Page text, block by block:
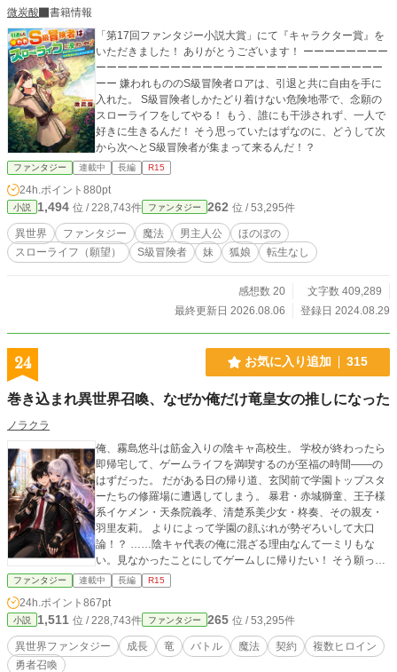
微炭酸
書籍情報
「第17回ファンタジー小説大賞」にて『キャラクター賞』を
いただきました！ ありがとうございます！ ーーーーーーーー
ーーーーーーーーーーーーーーーーーーーーーーーーーーー
ーー 嫌われもののS級冒険者ロアは、引退と共に自由を手に
入れた。 S級冒険者しかたどり着けない危険地帯で、念願の
スローライフをしてやる！ もう、誰にも干渉されず、一人で
好きに生きるんだ！ そう思っていたはずなのに、どうして次
から次へとS級冒険者が集まって来るんだ！？
ファンタジー 連載中 長編 R15
24h.ポイント 880pt
小説 1,494 位 / 228,743件 ファンタジー 262 位 / 53,295件
異世界 ファンタジー 魔法 男主人公
ほのぼの
スローライフ（願望）
S級冒険者 妹 狐娘 転生なし
感想数 20
文字数 409,289
最終更新日 2026.08.06
登録日 2024.08.29
24 お気に入り追加 315
巻き込まれ異世界召喚、なぜか俺だけ竜皇女の推しになった
ノラクラ
俺、霧島悠斗は筋金入りの陰キャ高校生。 学校が終わったら
即帰宅して、ゲームライフを満喫するのが至福の時間――の
はずだった。 だがある日の帰り道、玄関前で学園トップスタ
ーたちの修羅場に遭遇してしまう。 暴君・赤城獅童、王子様
系イケメン・天条院義孝、清楚系美少女・柊奏、その親友・
羽里友莉。 よりによって学園の顔ぶれが勢ぞろいして大口
論！？ ……陰キャ代表の俺に混ざる理由なんて一ミリもな
い。見なかったことにしてゲームしに帰りたい！ そう願った
矢先――空気が変わり、街に巨大な魔法陣が出現。 赤城たち
は光に呑まれ、異世界へと召喚されてしまった。 「お～、異
世界召喚ね。ラノベあるあるだな」 そう、他人事のように見
送った俺だったが……。 直後、俺の足元にも魔法陣が浮かび
上がる。 「ちょ、待て待て待て！ 俺は陰キャだぞ！？ 勇
者じゃないんだぞ！？」 ――かくして、ゲームライフを愛す
ファンタジー 連載中 長編 R15
24h.ポイント 867pt
小説 1,511 位 / 228,743件 ファンタジー 265 位 / 53,295件
異世界ファンタジー 成長 竜 バトル 魔法 契約
複数ヒロイン
勇者召喚